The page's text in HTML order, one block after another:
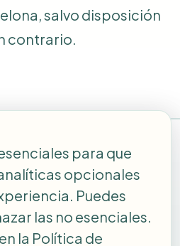
salvo disposición
contrario.
y CondicionesCookies
Testimonios
para que
opcionales
Puedes
las no esenciales.
la Política de